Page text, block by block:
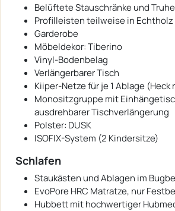
Belüftete Stauschränke und
Profilleisten teilweise in Echtholz
Garderobe
Möbeldekor: Tiberino
Vinyl-Bodenbelag
Verlängerbarer Tisch
Kiiper-Netze für je 1 Ablage
Monositzgruppe mit
ausdrehbarer Tischverlängerung
Polster: DUSK
ISOFIX-System (2 Kindersitze)
Schlafen
Staukästen und Ablagen im
EvoPore HRC Matratze, nur
Hubbett mit hochwertiger